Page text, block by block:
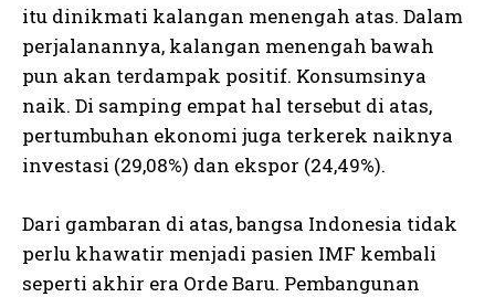
itu dinikmati kalangan menengah atas. Dalam
perjalanannya, kalangan menengah bawah
pun akan terdampak positif. Konsumsinya
naik. Di samping empat hal tersebut di atas,
pertumbuhan ekonomi juga terkerek naiknya
investasi (29,08%) dan ekspor (24,49%).
Dari gambaran di atas, bangsa Indonesia tidak
perlu khawatir menjadi pasien IMF kembali
seperti akhir era Orde Baru. Pembangunan